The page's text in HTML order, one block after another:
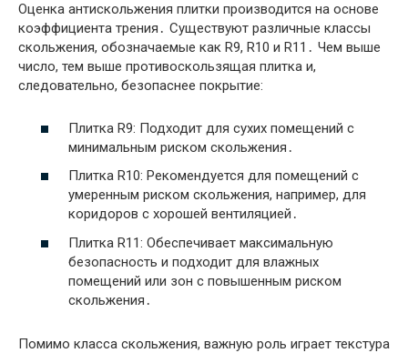
Оценка антискольжения плитки производится на основе
коэффициента трения․ Существуют различные классы
скольжения, обозначаемые как R9, R10 и R11․ Чем выше
число, тем выше противоскользящая плитка и,
следовательно, безопаснее покрытие:
Плитка R9: Подходит для сухих помещений с
минимальным риском скольжения․
Плитка R10: Рекомендуется для помещений с
умеренным риском скольжения, например, для
коридоров с хорошей вентиляцией․
Плитка R11: Обеспечивает максимальную
безопасность и подходит для влажных
помещений или зон с повышенным риском
скольжения․
Помимо класса скольжения, важную роль играет текстура